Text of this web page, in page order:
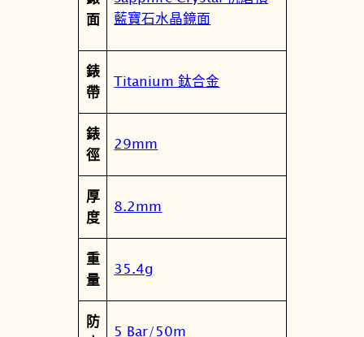
能
波
女
E
S
4
6
-
7
L
數
面
藍寶石水晶鏡面
錶
帶
Titanium 鈦合金
錶
徑
29mm
厚
度
8.2mm
重
量
35.4g
防
5 Bar/50m